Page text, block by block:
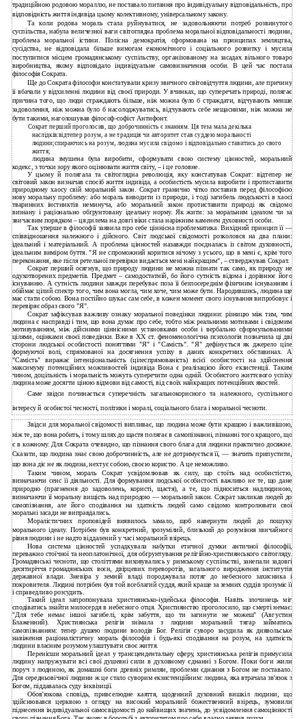
традиційною родовою мораллю, не поставало питання про індивідуальну відповідальність, про
відповідність життя індивіда цьому колективному, універсальному закону.
Та коли родова мораль стала руйнуватися, не задовольняючи потреб розвинутого
суспільства, набула величезної ваги світоглядна проблема моральної відповідальності людини,
проблема моральної істини. Полісна демократія, сформована на принципах земляцтва,
сусідства, не відповідала більше вимогам економічного і соціального розвитку і мусила
поступитися місцем громадянському суспільству, організованому на засадах вільного товаро
виробництва, якому відповідало індивідуальне самовизначення особи. В цей час постала
філософія Сократа.
Ще до Сократа філософи констатували кризу звичного світовідчуття людини, але причину
її вбачали у відхиленні людини від своєї природи. У вчинках, що суперечать природі, полягає
причина того, що люди страждають більше, ніж можна було б страждати, відчувають менше
задоволення, ніж можна було б насолоджуватись, відчувають себе нещасними, ніж можна не
бути такими, наголошував філософ-софіст Антифонт.
Сократ перший проголосив, що доброчинність є знанням. Ця теза мала декілька
наслідків:відтепер розум, а не традиція чи авторитет став суддею моральності
людини;спираючись на розум, людина мусила свідомо і відповідально ставитись до свого
життя;
людина змушена була виробити, сформувати свою систему цінностей, моральний
кодекс, з точки зору якого оцінювати життя світу, –і це головне.
У цьому й полягала та світоглядна революція, яку констатував Сократ: відтепер не
світовий закон визначав спосіб життя індивіда, а особистість мусила виробити і протиставити
природному хаосу свій моральний закон. Сократ гранично чітко поставив перед філософією
нову моральну проблему: або мораль виводити із природи, і тоді загибель людськості в хаосі
тваринних інстинктів неминуча, або моральний закон протиставити природі як свідомо
визнану і раціонально обґрунтовану ідеальну норму. Як жити: за моральним ідеалом чи за
звичаєвим порядком – ця дилема на довгі віки стала наріжним каменем духовності особи.
Так уперше в філософії заявила про себе ціннісна проблематика. Вихідний принцип її —
співвідношення належного і дійсного. Світ людської свідомості розколовся на два плани:
ідеальний і матеріальний. А проблема цінностей назавжди поєдналась із світом духовності,
ідеальним виміром буття. "Я не спроможний коритися нічому з усього, що в мені є, крім того
переконання, яке після ретельної перевірки видається мені найкращим", – стверджував Сократ.
Сократ перший осягнув, що природу людини не можна пізнати так само, як природу не
одухотворених предметів. Предмет – самодостатній, бо його сутність відома і дорівнює його
існуванню. А сутність людини завжди перебуває поза її безпосереднім фізичним існуванням і
обіймає цілий спектр того, чим вона могла, чим хоче, чим може бути. Народившись, людина ще
має стати собою. Вона постійно шукає сам себе, в кожен момент свого існування випробовує і
перевіряє образ свого "Я".
Сократ зафіксував важливу ознаку моральної поведінки людини: різницю між тим, чим
людина є насправді і тим, що вона думає про себе, тобто між реальними мотивами і свідомим
мотивуванням, між дійсними ціннісними установками особи і вербально сформульованими
цілями, оцінками своєї поведінки. Вже в XX ст. феноменологічна психологія позначила ці дві
сторони людської особистості поняттями "Я" і "Самість". "Я" дефінується як джерело ціле
формуючої волі, спрямованої на досягнення успіху в даних конкретних обставинах. А
"Самість" виражає інтенціональність (цілеспрямованість) всієї особистості на здійснення
максимуму потенційних можливостей індивіда Вона є реалізацією його екзистенції. Таким
чином, доцільність і моральність можуть суперечити одна одній. Особистого життєвого успіху
людина може досягти ціною відмови від самості, від своїх найкращих потенційних якостей.
Саме звідси починається суперечність загальнокорисного та належного, суспільного
інтересу й особистої чесності, політики і моралі, соціального блага і моральної чесноти.
Звідси для моральної свідомості випливає, що людина може бути кращою і важливішою,
ніж те, що вона робить, і тому шлях до щастя полягає в самопізнанні, пізнанні того кращого, що
є в кожному. Для Сократа очевидно, що пізнання свого блага для людини практично досяжне.
Сказати, що людина знає свою доброчинність, але не дотримується її, — значить припустити,
що вона діє не як людина, нехтує собою, своєю користю. А це неможливо.
Таким чином, мораль Сократ усвідомлював як силу, що стоїть над особистістю,
визначаючи сенс її діяльності. Для формування людської особистості важливо не те, що дане
природно (прагнення до задоволень, користі, щастя), а те, що підноситься надлюдиною,
визначаючи її моральну вищість над природою — моральний закон. Сократ закликав людей до
самопізнання, але його сподівання на здатність людей само свідомо контролювати свої
моральні засади не виправдались.
Моралістичних проповідей виявилось замало, щоб навернути людей до пошуку
морального ідеалу. Потрібен був конкретний, зрозумілий, близький до розуміння звичайного
рівня людини і не надто віддалений у часі моральний взірець.
Нова система цінностей успадкувала набутки етичної думки античної філософії,
переважно стоїчної та неоплатонічної, для обґрунтування релігійно-християнського світогляду.
Громадянські чесноти, що століттями виховувались у римському суспільстві, занепали задовгі
десятиріччя громадянських воєн, двірцевих переворотів, загального виродження інститутів
державної влади. Зневіра у земній владі породжувала потяг до небесного захисника і
покровителя. Людині потрібен був той всеблагий суддя, який краще за земних суддів зрозуміє її
і справедливо розсудить.
Такий ідеал запропонувала християнсько-іудейська філософія. Навіть злочинець міг
сподіватись знайти милосердя в небесного отця. Християнство проголосило, що смерті немає:
"Для тебе немає іншої загибелі, крім забуття, що ти загинути не можеш" (Августин
Блаженний). Християнська релігія знімала з людини моральний тягар займатись
самопізнанням: тепер душею людини володів Бог. Релігія суворо засудила як диявольське
навіження раціоналістичну мораль філософів і будь-які сподівання на розум, на здатність
людини власним розумом улаштувати своє життя.
Перенісши моральний ідеал у трансцендентальну сферу, християнська релігія примусила
людину напружувати всі свої душевні сили в духовному єднанні з Богом. Поки боги жили
поруч з людиною, як домашні боги древніх римлян, проблеми єднання з Богом не поставало.
Для середньовічної людини ж це стало суворим екзистенційним: людина, яка втрачала зв'язок з
Богом, піддавалась суду інквізиції.
Обов'язкова сповідь, привселюдне каяття, щоденний духовний вишкіл людини, що
здійснювався церквою з огляду на високий моральний божественний взірець, зумовили
піднесення індивідуальної самосвідомості до найвищих значень, до усвідомлення самоцінності